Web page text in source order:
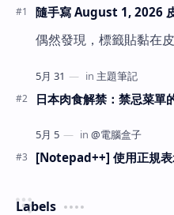
隨手寫 August 1, 2026
偶然發現，標籤貼黏在
日本肉食解禁：禁忌菜單
[Notepad++] 使用正規表
Labels